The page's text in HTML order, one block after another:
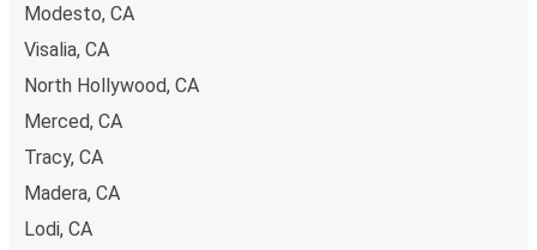
Modesto, CA
Visalia, CA
North Hollywood, CA
Merced, CA
Tracy, CA
Madera, CA
Lodi, CA